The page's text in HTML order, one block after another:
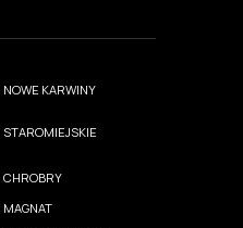
NOWE KARWINY
STAROMIEJSKIE
CHROBRY
MAGNAT